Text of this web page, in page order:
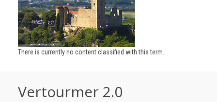
There is currently no content classified with this term.
Vertourmer 2.0